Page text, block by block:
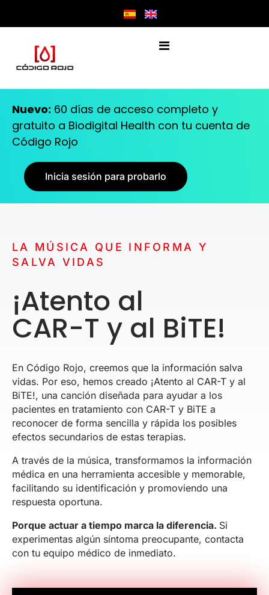
Nuevo: 60 días de acceso completo y
gratuito a Biodigital Health con tu cuenta de
Código Rojo
Inicia sesión para probarlo
LA MÚSICA QUE INFORMA Y
SALVA VIDAS
¡Atento al
CAR-T y al BiTE!
En Código Rojo, creemos que la información salva
vidas. Por eso, hemos creado ¡Atento al CAR-T y al
BiTE!, una canción diseñada para ayudar a los
pacientes en tratamiento con CAR-T y BiTE a
reconocer de forma sencilla y rápida los posibles
efectos secundarios de estas terapias.
A través de la música, transformamos la información
médica en una herramienta accesible y memorable,
facilitando su identificación y promoviendo una
respuesta oportuna.
Porque actuar a tiempo marca la diferencia. Si
experimentas algún síntoma preocupante, contacta
con tu equipo médico de inmediato.